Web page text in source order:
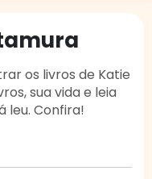
os livros de Katie
sua vida e leia
leu. Confira!